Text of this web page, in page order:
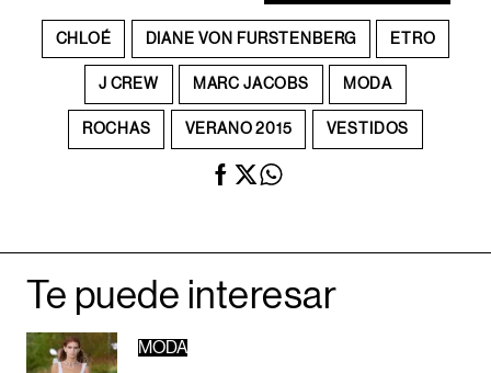
CHLOÉ DIANE VON FURSTENBERG ETRO
J CREW MARC JACOBS MODA
ROCHAS VERANO 2015 VESTIDOS
Te puede interesar
MODA